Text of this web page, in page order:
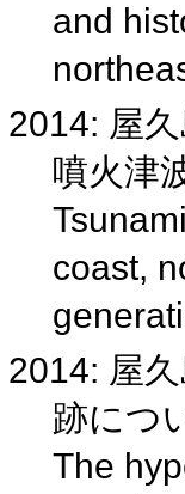
and
2014: 屋
噴火津
coast,
2014: 屋
跡につ
The